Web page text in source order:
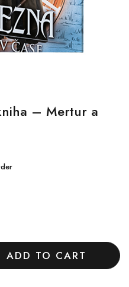
– Mertur a
ADD TO CART